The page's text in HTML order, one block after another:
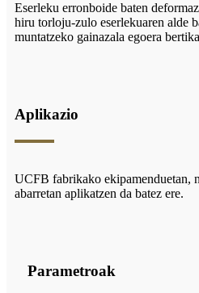
Eserleku erronboide baten
hiru torloju-zulo eserlekuaren alde
muntatzeko gainazala egoera
Aplikazio
UCFB fabrikako ekipamenduetan,
abarretan aplikatzen da batez ere.
Parametroak